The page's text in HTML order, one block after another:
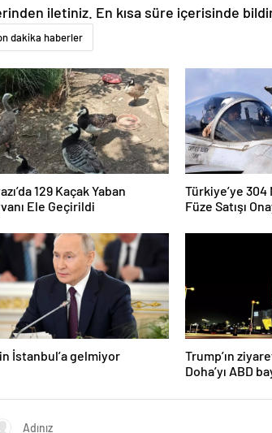
iletiniz. En kısa süre içerisinde
dakika haberler
129 Kaçak Yaban
Ele Geçirildi
Türkiye’ye 304
Füze Satışı
İstanbul’a gelmiyor
Trump’ın
Doha’yı ABD